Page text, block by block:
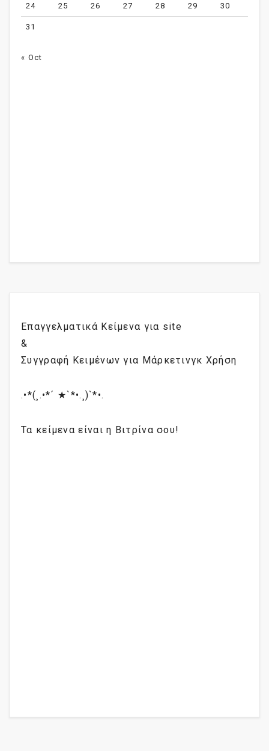
24 25 26 27 28 29 30
31
« Oct
Επαγγελματικά Κείμενα για site
&
Συγγραφή Κειμένων για Μάρκετινγκ Χρήση
.•*(¸.•*´ ★`*•.¸)`*•.
Τα κείμενα είναι η Βιτρίνα σου!